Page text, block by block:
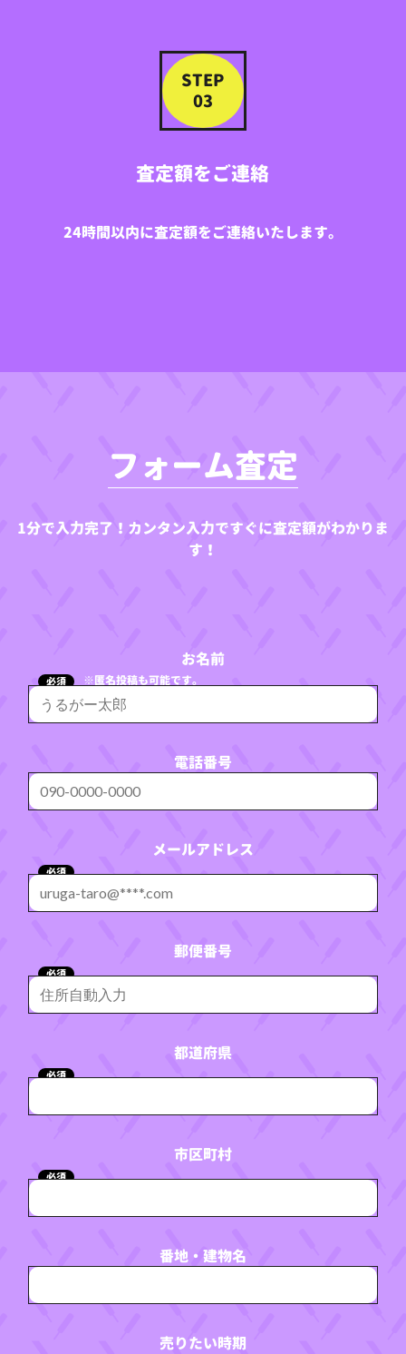
STEP
03
査定額をご連絡
24時間以内に査定額をご連絡いたします。
フォーム査定
1分で入力完了！カンタン入力ですぐに査定額がわかりま
す！
お名前
必須 ※匿名投稿も可能です。
電話番号
メールアドレス
必須
郵便番号
必須
都道府県
必須
市区町村
必須
番地・建物名
売りたい時期